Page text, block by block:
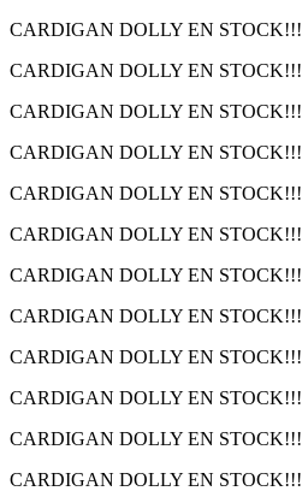
CARDIGAN DOLLY EN STOCK!!!
CARDIGAN DOLLY EN STOCK!!!
CARDIGAN DOLLY EN STOCK!!!
CARDIGAN DOLLY EN STOCK!!!
CARDIGAN DOLLY EN STOCK!!!
CARDIGAN DOLLY EN STOCK!!!
CARDIGAN DOLLY EN STOCK!!!
CARDIGAN DOLLY EN STOCK!!!
CARDIGAN DOLLY EN STOCK!!!
CARDIGAN DOLLY EN STOCK!!!
CARDIGAN DOLLY EN STOCK!!!
CARDIGAN DOLLY EN STOCK!!!